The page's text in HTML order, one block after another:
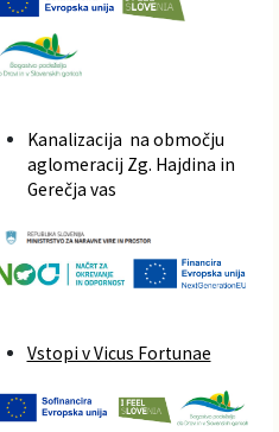
Kanalizacija na območju
aglomeracij Zg. Hajdina in
Gerečja vas
Vstopi v Vicus Fortunae